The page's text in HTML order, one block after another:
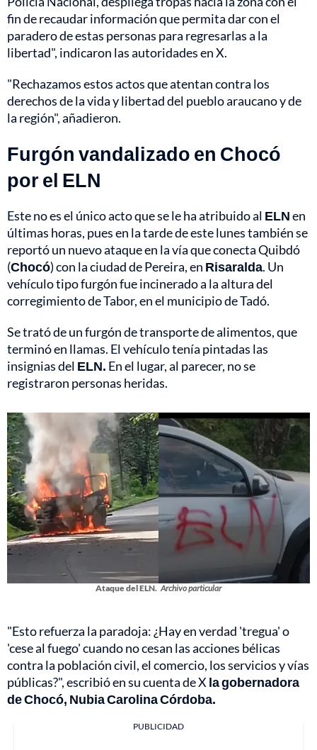
fin de recaudar información que permita dar con el
paradero de estas personas para regresarlas a la
libertad", indicaron las autoridades en X.
"Rechazamos estos actos que atentan contra los
derechos de la vida y libertad del pueblo araucano y de
la región", añadieron.
Furgón vandalizado en Chocó
por el ELN
Este no es el único acto que se le ha atribuido al ELNen
últimas horas, pues en la tarde de este lunes también se
reportó un nuevo ataque en la vía que conecta Quibdó
(Chocó) con la ciudad de Pereira, en Risaralda. Un
vehículo tipo furgón fue incinerado a la altura del
corregimiento de Tabor, en el municipio de Tadó.
Se trató de un furgón de transporte de alimentos, que
terminó en llamas. El vehículo tenía pintadas las
insignias del ELN. En el lugar, al parecer, no se
registraron personas heridas.
Ataque del ELN. Archivo particular
"Esto refuerza la paradoja: ¿Hay en verdad 'tregua' o
'cese al fuego' cuando no cesan las acciones bélicas
contra la población civil, el comercio, los servicios y vías
públicas?", escribió en su cuenta de X la gobernadora
de Chocó, Nubia Carolina Córdoba.
PUBLICIDAD